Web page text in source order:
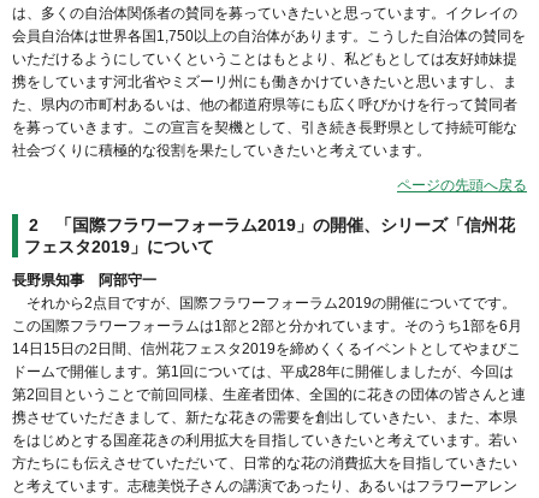
は、多くの自治体関係者の賛同を募っていきたいと思っています。イクレイの
会員自治体は世界各国1,750以上の自治体があります。こうした自治体の賛同を
いただけるようにしていくということはもとより、私どもとしては友好姉妹提
携をしています河北省やミズーリ州にも働きかけていきたいと思いますし、ま
た、県内の市町村あるいは、他の都道府県等にも広く呼びかけを行って賛同者
を募っていきます。この宣言を契機として、引き続き長野県として持続可能な
社会づくりに積極的な役割を果たしていきたいと考えています。
ページの先頭へ戻る
2 「国際フラワーフォーラム2019」の開催、シリーズ「信州花
フェスタ2019」について
長野県知事 阿部守一
それから2点目ですが、国際フラワーフォーラム2019の開催についてです。
この国際フラワーフォーラムは1部と2部と分かれています。そのうち1部を6月
14日15日の2日間、信州花フェスタ2019を締めくくるイベントとしてやまびこ
ドームで開催します。第1回については、平成28年に開催しましたが、今回は
第2回目ということで前回同様、生産者団体、全国的に花きの団体の皆さんと連
携させていただきまして、新たな花きの需要を創出していきたい、また、本県
をはじめとする国産花きの利用拡大を目指していきたいと考えています。若い
方たちにも伝えさせていただいて、日常的な花の消費拡大を目指していきたい
と考えています。志穂美悦子さんの講演であったり、あるいはフラワーアレン